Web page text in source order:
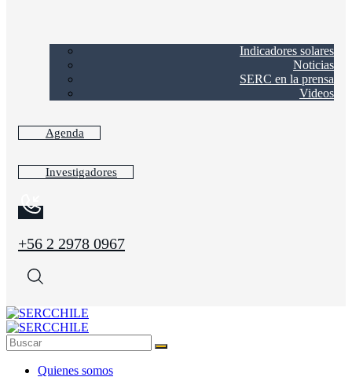
Indicadores solares
Noticias
SERC en la prensa
Videos
Agenda
Investigadores
+56 2 2978 0967
Quienes somos